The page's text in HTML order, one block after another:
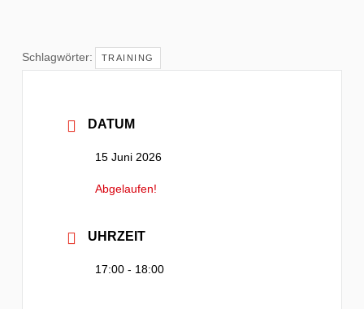
Schlagwörter: TRAINING
DATUM
15 Juni 2026
Abgelaufen!
UHRZEIT
17:00 - 18:00